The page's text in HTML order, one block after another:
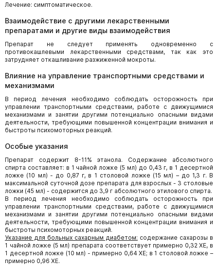
Лечение: симптоматическое.
Взаимодействие с другими лекарственными
препаратами и другие виды взаимодействия
Препарат не следует применять одновременно с
противокашлевыми лекарственными средствами, так как это
затрудняет откашливание разжиженной мокроты.
Влияние на управление транспортными средствами и
механизмами
В период лечения необходимо соблюдать осторожность при
управлении транспортными средствами, работе с движущимися
механизмами и занятии другими потенциально опасными видами
деятельности, требующими повышенной концентрации внимания и
быстроты психомоторных реакций.
Особые указания
Препарат содержит 8-11% этанола. Содержание абсолютного
спирта составляет: в 1 чайной ложке (5 мл) до 0,43 г, в 1 десертной
ложке (10 мл) - до 0,87 г, в 1 столовой ложке (15 мл) – до 1,3 г. В
максимальной суточной дозе препарата для взрослых - 3 столовые
ложки (45 мл) - содержится до 3,9 г абсолютного этилового спирта.
В период лечения необходимо соблюдать осторожность при
управлении транспортными средствами, работе с движущимися
механизмами и занятии другими потенциально опасными видами
деятельности, требующими повышенной концентрации внимания и
быстроты психомоторных реакций.
Указание для больных сахарным диабетом: содержание сахарозы в
1 чайной ложке (5 мл) препарата соответствует примерно 0,32 ХЕ, в
1 десертной ложке (10 мл) - примерно 0,64 ХЕ; в 1 столовой ложке –
примерно 0,96 ХЕ.